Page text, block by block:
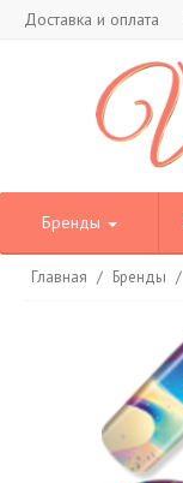
Доставка и оплата
Бренды
Главная / Бренды /